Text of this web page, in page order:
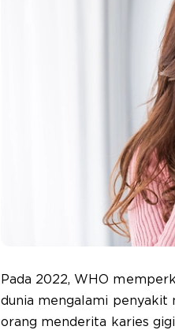
Pada 2022, WHO
dunia mengalami penyakit
orang menderita karies